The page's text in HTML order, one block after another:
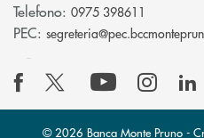
Telefono: 0975 398611
PEC:
© 2026 Banca Monte Pruno -